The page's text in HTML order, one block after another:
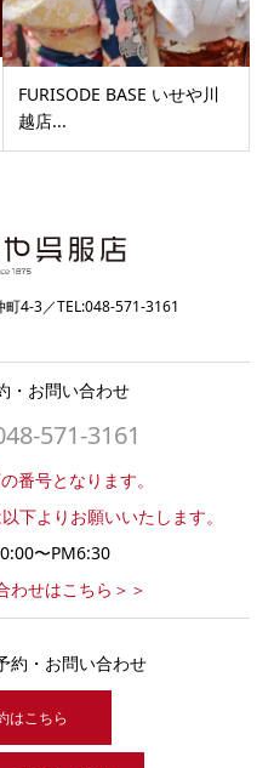
FURISODE BASE いせや川
越店...
4-3／TEL:048-571-3161
・お問い合わせ
571-3161
番号となります。
下よりお願いいたします。
〜PM6:30
わせはこちら＞＞
約・お問い合わせ
はこちら